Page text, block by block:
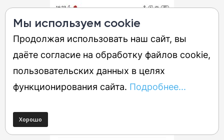
Мы используем cookie
Продолжая использовать наш сайт, вы
даёте согласие на обработку файлов cookie,
пользовательских данных в целях
функционирования сайта. Подробнее...